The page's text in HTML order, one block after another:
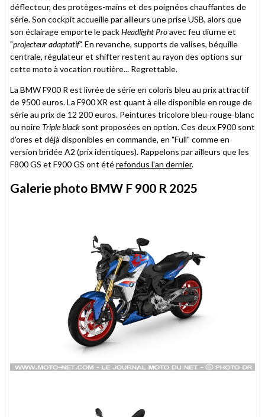
déflecteur, des protèges-mains et des poignées chauffantes de
série. Son cockpit accueille par ailleurs une prise USB, alors que
son éclairage emporte le packHeadlight Proavec feu diurne et
"projecteur adaptatif". En revanche, supports de valises, béquille
centrale, régulateur et shifter restent au rayon des options sur
cette moto à vocation routière... Regrettable.
La BMW F900 R est livrée de série en coloris bleu au prix attractif
de 9500 euros. La F900 XR est quant à elle disponible en rouge de
série au prix de 12 200 euros. Peintures tricolore bleu-rouge-blanc
ou noire Triple black sont proposées en option. Ces deux F900 sont
d'ores et déjà disponibles en commande, en "Full" comme en
version bridée A2 (prix identiques). Rappelons par ailleurs que les
F800 GS et F900 GS ont étérefondus l'an dernier.
Galerie photo BMW F 900 R 2025